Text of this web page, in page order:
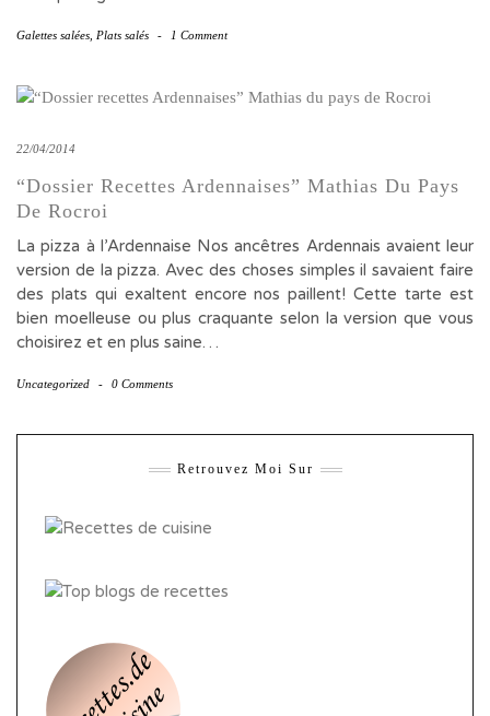
Galettes salées Plats salés - 1 Comment
22/04/2014
“Dossier Recettes Ardennaises” Mathias Du Pays
De Rocroi
La pizza à l’Ardennaise Nos ancêtres Ardennais avaient leur
version de la pizza. Avec des choses simples il savaient faire
des plats qui exaltent encore nos paillent! Cette tarte est
bien moelleuse ou plus craquante selon la version que vous
choisirez et en plus saine…
Uncategorized - 0 Comments
Retrouvez Moi Sur